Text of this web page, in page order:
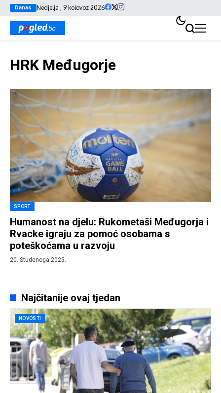
Danas Nedjelja , 9 kolovoz 2026
HRK Međugorje
SPORT
Humanost na djelu: Rukometaši Međugorja i
Rvacke igraju za pomoć osobama s
poteškoćama u razvoju
20. Studenoga 2025.
Najčitanije ovaj tjedan
NOVOSTI